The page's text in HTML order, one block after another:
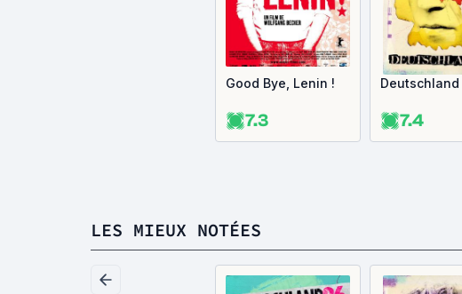
Good Bye, Lenin !
7.3
Deutschland
7.4
LES MIEUX NOTÉES